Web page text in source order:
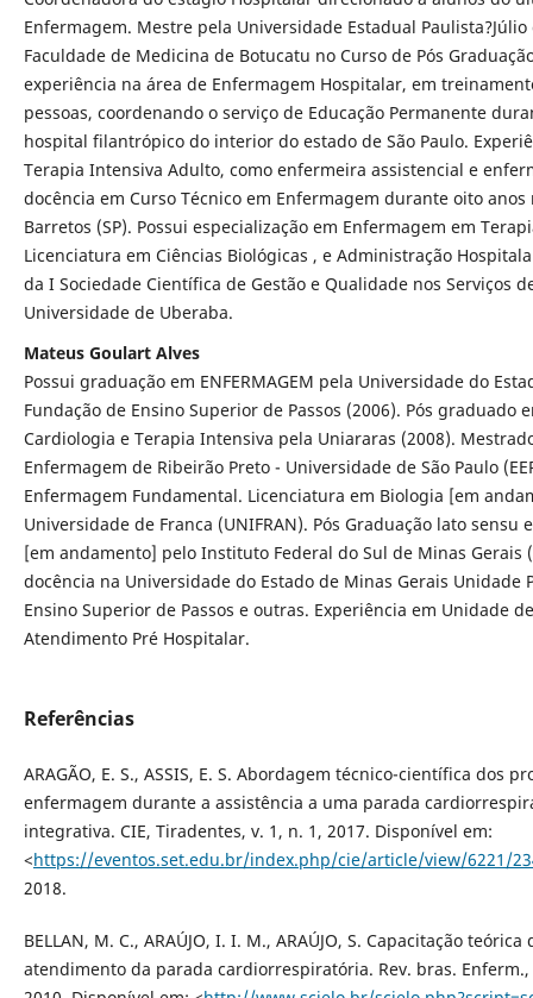
Enfermagem. Mestre pela Universidade Estadual
Faculdade de Medicina de Botucatu no Curso de Pós
experiência na área de Enfermagem Hospitalar, em
pessoas, coordenando o serviço de Educação Permanente
hospital filantrópico do interior do estado de São Paulo.
Terapia Intensiva Adulto, como enfermeira assistencial e
docência em Curso Técnico em Enfermagem durante oito anos
Barretos (SP). Possui especialização em Enfermagem em
Licenciatura em Ciências Biológicas , e Administração
da I Sociedade Científica de Gestão e Qualidade nos Serviços
Universidade de Uberaba.
Mateus Goulart Alves
Possui graduação em ENFERMAGEM pela Universidade do
Fundação de Ensino Superior de Passos (2006). Pós graduado
Cardiologia e Terapia Intensiva pela Uniararas (2008).
Enfermagem de Ribeirão Preto - Universidade de São Paulo
Enfermagem Fundamental. Licenciatura em Biologia [em
Universidade de Franca (UNIFRAN). Pós Graduação lato sensu
[em andamento] pelo Instituto Federal do Sul de Minas Gerais
docência na Universidade do Estado de Minas Gerais Unidade
Ensino Superior de Passos e outras. Experiência em Unidade
Atendimento Pré Hospitalar.
Referências
ARAGÃO, E. S., ASSIS, E. S. Abordagem técnico-científica dos
enfermagem durante a assistência a uma parada
integrativa. CIE, Tiradentes, v. 1, n. 1, 2017. Disponível em:
<https://eventos.set.edu.br/index.php/cie/article/view/6221/
2018.
BELLAN, M. C., ARAÚJO, I. I. M., ARAÚJO, S. Capacitação
atendimento da parada cardiorrespiratória. Rev. bras. Enferm.,